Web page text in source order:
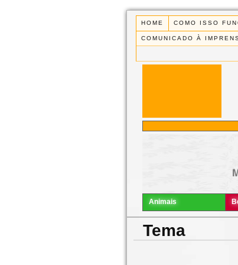
HOME COMO ISSO
COMUNICADO À
Animais
Tema